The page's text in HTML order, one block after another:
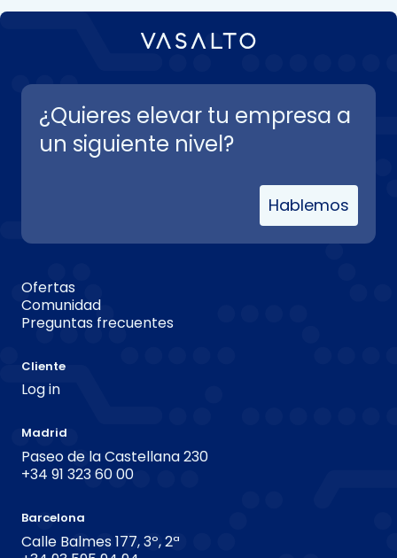
¿Quieres elevar tu empresa a
un siguiente nivel?
Hablemos
Ofertas
Comunidad
Preguntas frecuentes
Cliente
Log in
Madrid
Paseo de la Castellana 230
+34 91 323 60 00
Barcelona
Calle Balmes 177, 3º, 2ª